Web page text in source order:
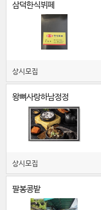
삼덕한식뷔페
상시모집
왕뼈사랑하남정정
상시모집
팔봉콩밭